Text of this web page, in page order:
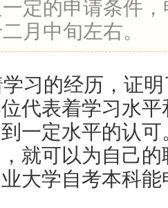
定的申请条件
月中旬左右。
习的经历，证
代表着学习水
一定水平的认
，就可以为自己
大学自考本科